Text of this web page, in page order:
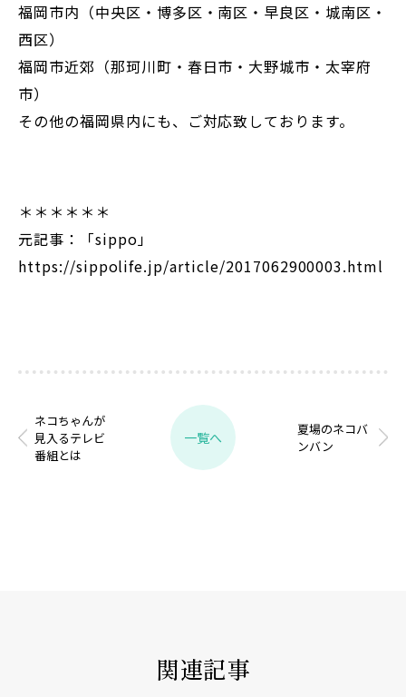
福岡市内（中央区・博多区・南区・早良区・城南区・
西区）
福岡市近郊（那珂川町・春日市・大野城市・太宰府
市）
その他の福岡県内にも、ご対応致しております。
＊＊＊＊＊＊
元記事：「sippo」
https://sippolife.jp/article/2017062900003.html
ネコちゃんが
見入るテレビ
番組とは
一覧へ
夏場のネコバ
ンバン
関連記事